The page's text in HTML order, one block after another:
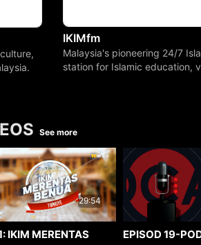
IKIMfm
Malaysia's pioneering 24/7
station for Islamic education,
See more
29:54
IKIM MERENTAS
EPISOD 19-